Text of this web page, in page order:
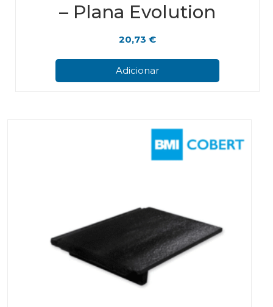
– Plana Evolution
20,73 €
Adicionar